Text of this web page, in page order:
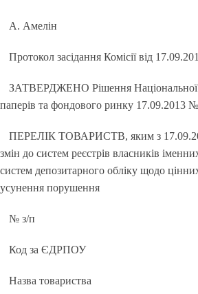
А. Амелін
Протокол засідання Комісії від
ЗАТВЕРДЖЕНО Рішення Національної
паперів та фондового ринку 17.09.2013
ПЕРЕЛІК ТОВАРИСТВ, яким з
змін до систем реєстрів власників
систем депозитарного обліку щодо
усунення порушення
№ з/п
Код за ЄДРПОУ
Назва товариства